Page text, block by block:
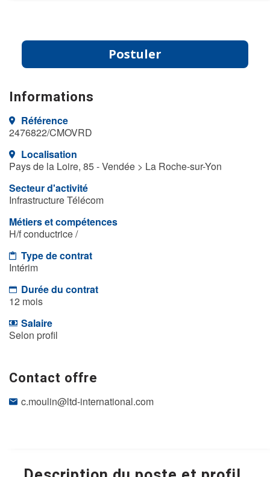
Postuler
Informations
Référence
2476822/CMOVRD
Localisation
Pays de la Loire, 85 - Vendée > La Roche-sur-Yon
Secteur d'activité
Infrastructure Télécom
Métiers et compétences
H/f conductrice /
Type de contrat
Intérim
Durée du contrat
12 mois
Salaire
Selon profil
Contact offre
c.moulin@ltd-international.com